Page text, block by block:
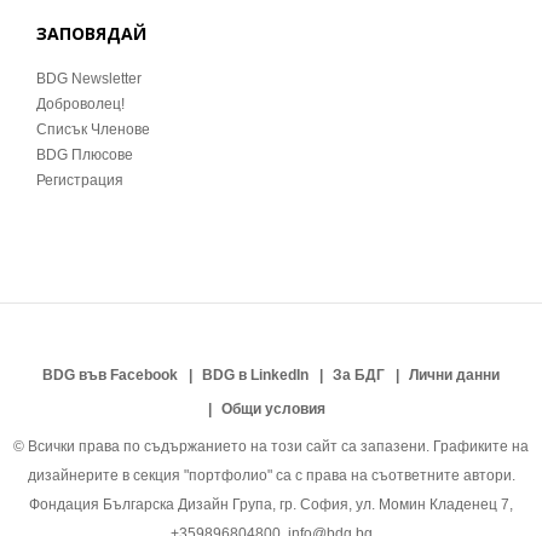
ЗАПОВЯДАЙ
BDG Newsletter
Доброволец!
Списък Членове
BDG Плюсове
Регистрация
BDG във Facebook BDG в LinkedIn За БДГ
Лични данни
Общи условия
© Всички права по съдържанието на този сайт са запазени. Графиките на
дизайнерите в секция "портфолио" са с права на съответните автори.
Фондация Българска Дизайн Група, гр. София, ул. Момин Кладенец 7,